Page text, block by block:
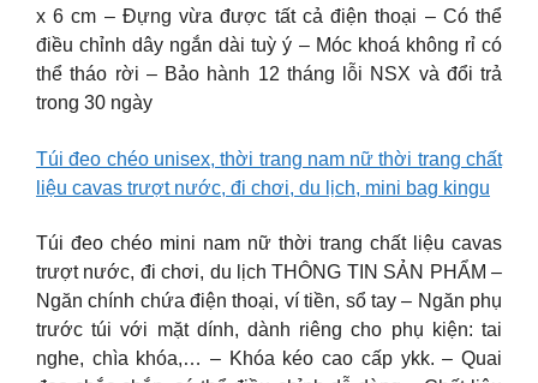
x 6 cm – Đựng vừa được tất cả điện thoại – Có thể
điều chỉnh dây ngắn dài tuỳ ý – Móc khoá không rỉ có
thể tháo rời – Bảo hành 12 tháng lỗi NSX và đổi trả
trong 30 ngày
Túi đeo chéo unisex, thời trang nam nữ thời trang chất
liệu cavas trượt nước, đi chơi, du lịch, mini bag kingu
Túi đeo chéo mini nam nữ thời trang chất liệu cavas
trượt nước, đi chơi, du lịch THÔNG TIN SẢN PHẨM –
Ngăn chính chứa điện thoại, ví tiền, sổ tay – Ngăn phụ
trước túi với mặt dính, dành riêng cho phụ kiện: tai
nghe, chìa khóa,… – Khóa kéo cao cấp ykk. – Quai